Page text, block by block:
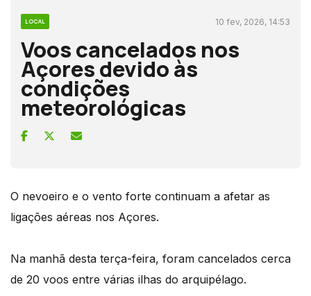
LOCAL 10 fev, 2026, 14:53
Voos cancelados nos
Açores devido às
condições
meteorológicas
O nevoeiro e o vento forte continuam a afetar as
ligações aéreas nos Açores.
Na manhã desta terça-feira, foram cancelados cerca
de 20 voos entre várias ilhas do arquipélago.